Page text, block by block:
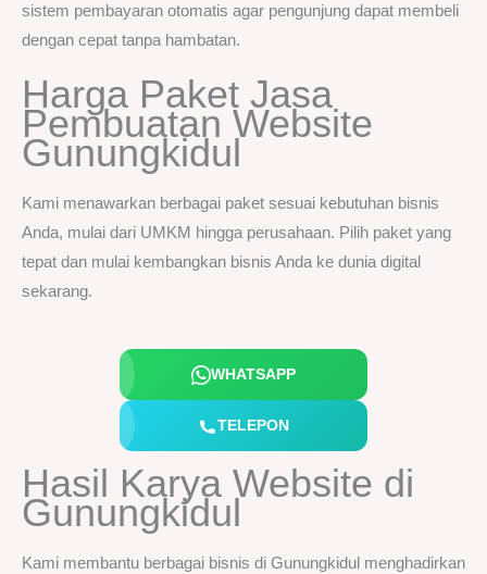
sistem pembayaran otomatis agar pengunjung dapat membeli
dengan cepat tanpa hambatan.
Harga Paket Jasa
Pembuatan Website
Gunungkidul
Kami menawarkan berbagai paket sesuai kebutuhan bisnis
Anda, mulai dari UMKM hingga perusahaan. Pilih paket yang
tepat dan mulai kembangkan bisnis Anda ke dunia digital
sekarang.
WHATSAPP
TELEPON
Hasil Karya Website di
Gunungkidul
Kami membantu berbagai bisnis di Gunungkidul menghadirkan